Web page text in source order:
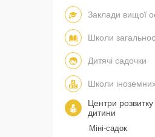
Заклади вищої
Школи
Дитячі садочки
Школи
Центри розвитку
дитини
Міні-садок